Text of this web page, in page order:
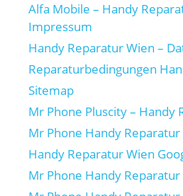
Alfa Mobile – Handy
Impressum
Handy Reparatur Wien –
Reparaturbedingungen
Sitemap
Mr Phone Pluscity – Handy
Mr Phone Handy
Handy Reparatur Wien
Mr Phone Handy